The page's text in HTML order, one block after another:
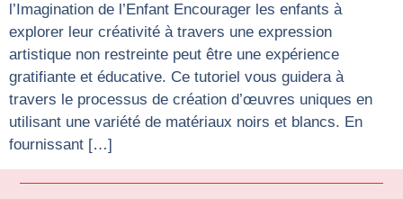
l’Imagination de l’Enfant Encourager les enfants à
explorer leur créativité à travers une expression
artistique non restreinte peut être une expérience
gratifiante et éducative. Ce tutoriel vous guidera à
travers le processus de création d’œuvres uniques en
utilisant une variété de matériaux noirs et blancs. En
fournissant […]